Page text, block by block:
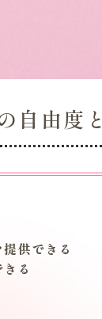
自由度
供できる
る